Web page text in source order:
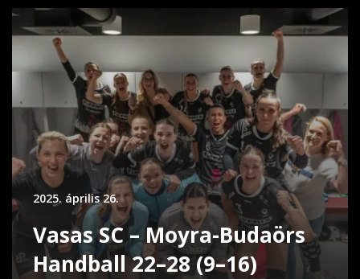
2025. április 26.
Vasas SC – Moyra-Budaörs
Handball 22–28 (9–16)